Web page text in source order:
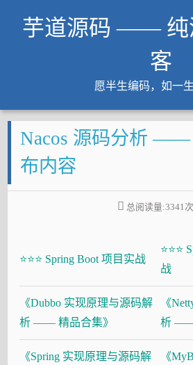
芋道源码 —— 纯
客
愿半生编码，如一生
文章
知识星球
Github
大厂面试必备
Nacos 源码分析 ——
布内容
总阅读量:3341次
⭐⭐⭐ Spring Boot 项目实战
⭐⭐⭐
战
《Dubbo 实现原理与源码解
析 —— 精品合集》
《
析 ——
《Spring 实现原理与源码解
《